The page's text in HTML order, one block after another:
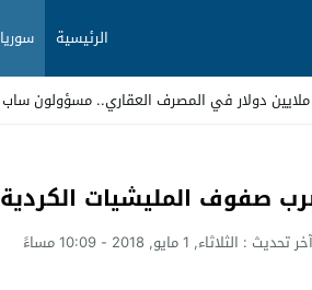
الرئيسية سوريا
صفوف المليشيات الكردية
آخر تحديث : الثلاثاء, 1 مايو, 2018 - 10:09 مساءً